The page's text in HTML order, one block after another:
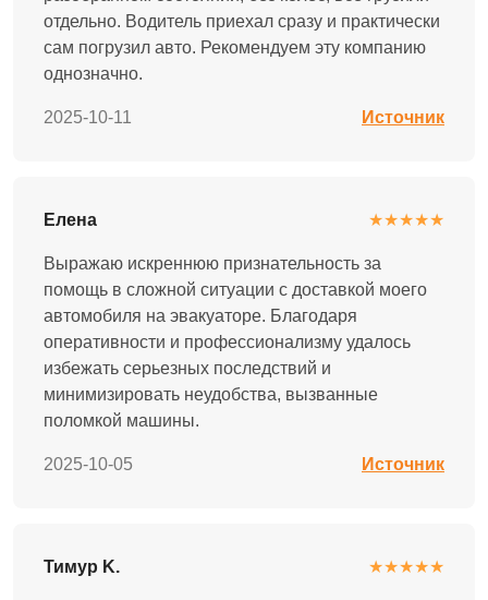
отдельно. Водитель приехал сразу и практически
сам погрузил авто. Рекомендуем эту компанию
однозначно.
2025-10-11 Источник
Елена ★★★★★
Выражаю искреннюю признательность за
помощь в сложной ситуации с доставкой моего
автомобиля на эвакуаторе. Благодаря
оперативности и профессионализму удалось
избежать серьезных последствий и
минимизировать неудобства, вызванные
поломкой машины.
2025-10-05 Источник
Тимур K. ★★★★★